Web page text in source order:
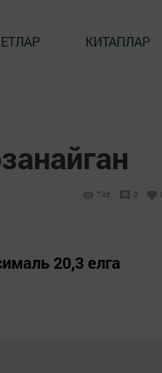
КИТАПЛАР
746 0
20,3 елга